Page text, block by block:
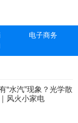
电子商务
“水汽”现象？光学散
风火小家电